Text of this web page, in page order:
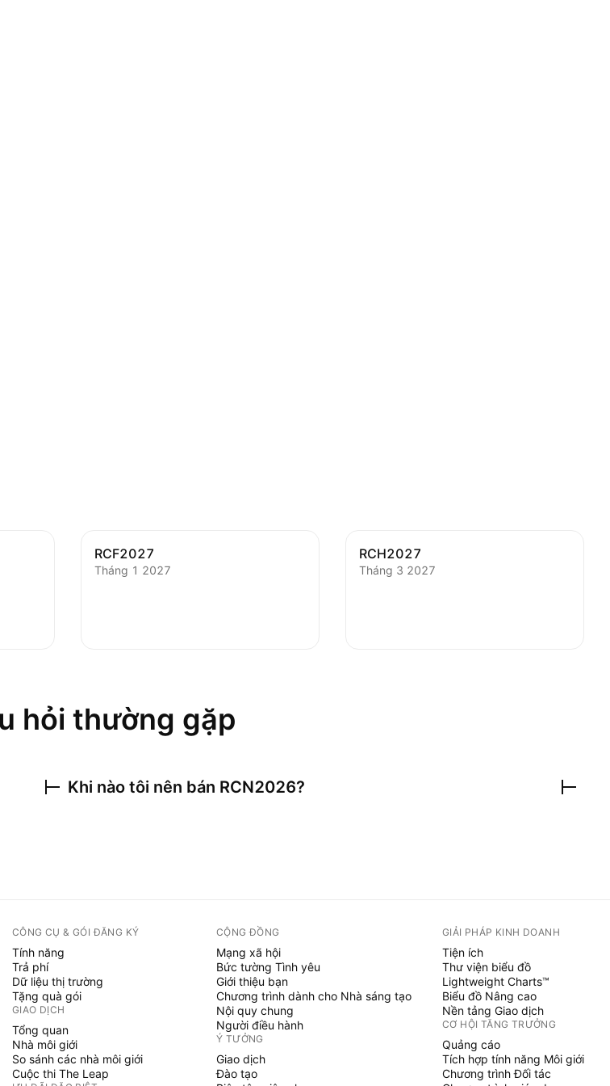
RCF2027
Tháng 1 2027
RCH2027
Tháng 3 2027
hỏi thường gặp
Khi nào tôi nên bán RCN2026?
CÔNG CỤ & GÓI ĐĂNG KÝ
Tính năng
Trả phí
Dữ liệu thị trường
Tặng quà gói
GIAO DỊCH
Tổng quan
Nhà môi giới
So sánh các nhà môi giới
Cuộc thi The Leap
CỘNG ĐỒNG
Mạng xã hội
Bức tường Tình yêu
Giới thiệu bạn
Chương trình dành cho Nhà sáng tạo
Nội quy chung
Người điều hành
Ý TƯỞNG
Giao dịch
Đào tạo
GIẢI PHÁP KINH DOANH
Tiện ích
Thư viện biểu đồ
Lightweight Charts™
Biểu đồ Nâng cao
Nền tảng Giao dịch
CƠ HỘI TĂNG TRƯỞNG
Quảng cáo
Tích hợp tính năng Môi giới
Chương trình Đối tác